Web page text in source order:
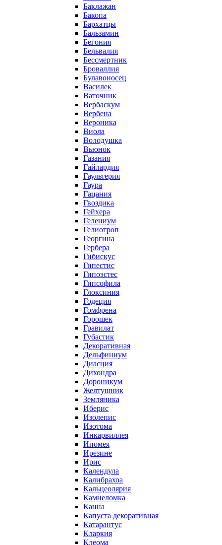
Баклажан
Бакопа
Бархатцы
Бальзамин
Бегония
Бельвалия
Бессмертник
Броваллия
Булавоносец
Василек
Ваточник
Вербаскум
Вербена
Вероника
Виола
Володушка
Вьюнок
Газания
Гайлардия
Гаультерия
Гаура
Гацания
Гвоздика
Гейхера
Гелениум
Гелиотроп
Георгина
Гербера
Гибискус
Гипестис
Гипоэстес
Гипсофила
Глоксиния
Годеция
Гомфрена
Горошек
Гравилат
Губастик
Декоративная
Дельфиниум
Диасция
Дихондра
Дороникум
Желтушник
Земляника
Иберис
Изолепис
Изотома
Инкарвиллея
Ипомея
Ирезине
Ирис
Календула
Калибрахоа
Кальцеолярия
Камнеломка
Канна
Капуста декоративная
Катарантус
Кларкия
Клеома